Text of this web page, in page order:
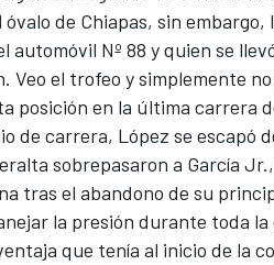
óvalo de Chiapas, sin
Nº 88 y quien se
Veo el trofeo y simplemente
posición en la última carrera
de carrera, López se escapó
sobrepasaron a García
tras el abandono de su
la presión durante toda
que tenía al inicio de la